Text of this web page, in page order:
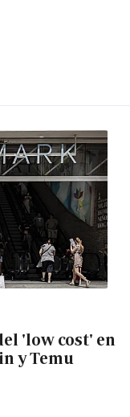
'low cost' en
y Temu